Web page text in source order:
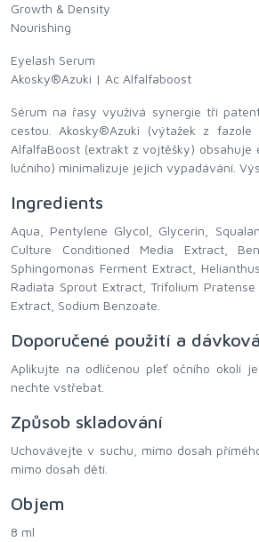
Growth & Density
Nourishing
Eyelash Serum
Akosky®Azuki | Ac Alfalfaboost
Sérum na řasy využívá synergie tří
cestou. Akosky®Azuki (výtažek z
AlfalfaBoost (extrakt z vojtěšky)
lučního) minimalizuje jejich vypadávání.
Ingredients
Aqua, Pentylene Glycol, Glycerin,
Culture Conditioned Media Extract,
Sphingomonas Ferment Extract,
Radiata Sprout Extract, Trifolium
Extract, Sodium Benzoate.
Doporučené použití a
Aplikujte na odlíčenou pleť očního okolí
nechte vstřebat.
Způsob skladování
Uchovávejte v suchu, mimo dosah
mimo dosah dětí.
Objem
8 ml